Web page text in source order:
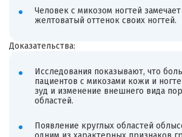
Человек с микозом ногтей
желтоватый оттенок своих ногтей.
Доказательства:
Исследования показывают, что
пациентов с микозами кожи и
зуд и изменение внешнего вида
областей.
Появление круглых областей